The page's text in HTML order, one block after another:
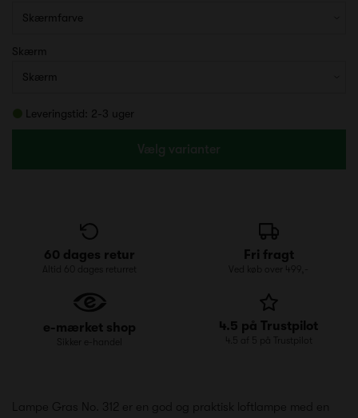
Skærm
Leveringstid: 2-3 uger
Vælg varianter
60 dages retur
Altid 60 dages returret
Fri fragt
Ved køb over 499,-
e-mærket shop
Sikker e-handel
4.5 på Trustpilot
4.5 af 5 på Trustpilot
Lampe Gras No. 312 er en god og praktisk loftlampe med en